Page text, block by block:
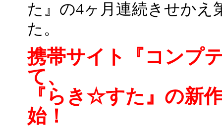
た』の4ヶ月連続きせかえ
た。
携帯サイト『コンプ
て、
『らき☆すた』の新
始！